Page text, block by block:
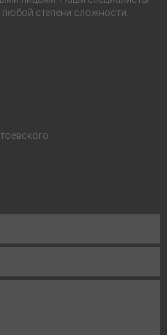
степени сложности.